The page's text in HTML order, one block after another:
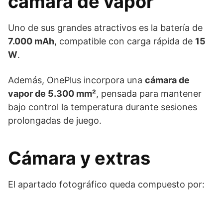
Uno de sus grandes atractivos es la batería de
7.000 mAh, compatible con carga rápida de 15
W.
Además, OnePlus incorpora una cámara de
vapor de 5.300 mm², pensada para mantener
bajo control la temperatura durante sesiones
prolongadas de juego.
Cámara y extras
El apartado fotográfico queda compuesto por: